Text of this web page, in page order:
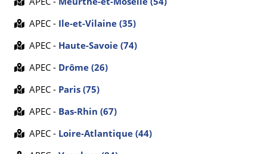
APEC - Ile-et-Vilaine (35)
APEC - Haute-Savoie (74)
APEC - Drôme (26)
APEC - Paris (75)
APEC - Bas-Rhin (67)
APEC - Loire-Atlantique (44)